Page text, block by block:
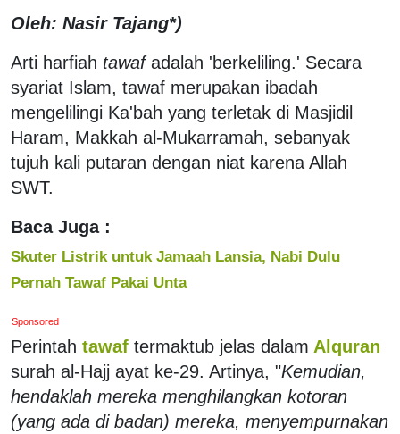
Oleh: Nasir Tajang*)
Arti harfiah tawafadalah 'berkeliling.' Secara
syariat Islam, tawaf merupakan ibadah
mengelilingi Ka'bah yang terletak di Masjidil
Haram, Makkah al-Mukarramah, sebanyak
tujuh kali putaran dengan niat karena Allah
SWT.
Baca Juga :
Skuter Listrik untuk Jamaah Lansia, Nabi Dulu
Pernah Tawaf Pakai Unta
Sponsored
Perintah tawaf termaktub jelas dalam Alquran
surah al-Hajj ayat ke-29. Artinya, "Kemudian,
hendaklah mereka menghilangkan kotoran
(yang ada di badan) mereka, menyempurnakan